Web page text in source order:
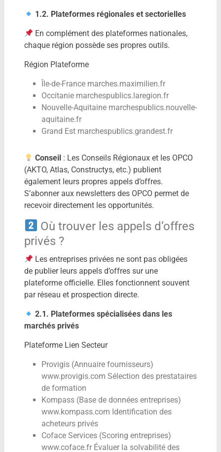
1.2. Plateformes régionales et sectorielles
En complément des plateformes nationales,
chaque région possède ses propres outils.
Région Plateforme
Île-de-France marches.maximilien.fr
Occitanie marchespublics.laregion.fr
Nouvelle-Aquitaine marchespublics.nouvelle-
aquitaine.fr
Grand Est marchespublics.grandest.fr
Conseil : Les Conseils Régionaux et les OPCO
(AKTO, Atlas, Constructys, etc.) publient
également leurs propres appels d’offres.
S’abonner aux newsletters des OPCO permet de
recevoir directement les opportunités.
Où trouver les appels d’offres
privés ?
Les entreprises privées ne sont pas obligées
de publier leurs appels d’offres sur une
plateforme officielle. Elles fonctionnent souvent
par réseau et prospection directe.
2.1. Plateformes spécialisées dans les
marchés privés
Plateforme Lien Secteur
Provigis (Annuaire fournisseurs)
www.provigis.com Sélection des prestataires
de formation
Kompass (Base de données entreprises)
www.kompass.com Identification des
acheteurs privés
Coface Services (Scoring entreprises)
www.coface.fr Évaluer la solvabilité des